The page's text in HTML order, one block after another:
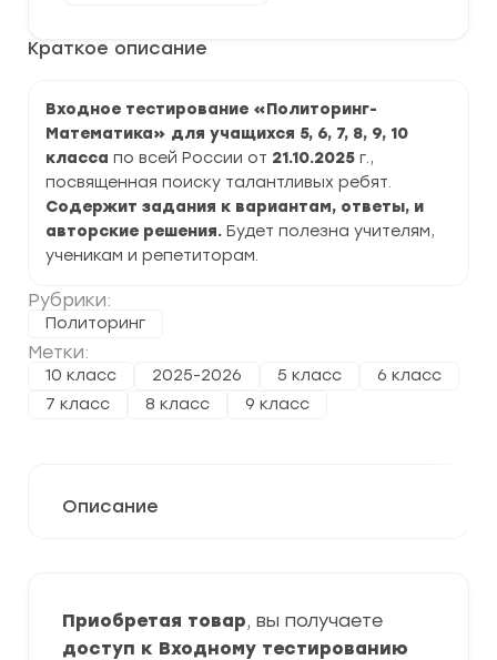
Краткое описание
Входное тестирование «Политоринг-
Математика» для учащихся 5, 6, 7, 8, 9, 10
класса по всей России от 21.10.2025 г.,
посвященная поиску талантливых ребят.
Содержит задания к вариантам, ответы, и
авторские решения. Будет полезна учителям,
ученикам и репетиторам.
Рубрики:
Политоринг
Метки:
10 класс 2025-2026 5 класс
6 класс
7 класс
8 класс 9 класс
Входное
тестирование
5-
10
класс
2024-
2025
задания,
ответы
Описание
Приобретая товар, вы получаете
доступ к Входному тестированию